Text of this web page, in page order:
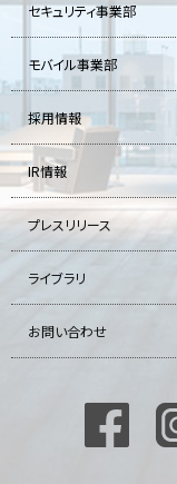
セキュリティ事業部
モバイル事業部
採用情報
IR情報
プレスリリース
ライブラリ
お問い合わせ